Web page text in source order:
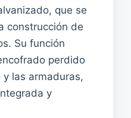
que se
construcción de
Su función
perdido
las armaduras,
y